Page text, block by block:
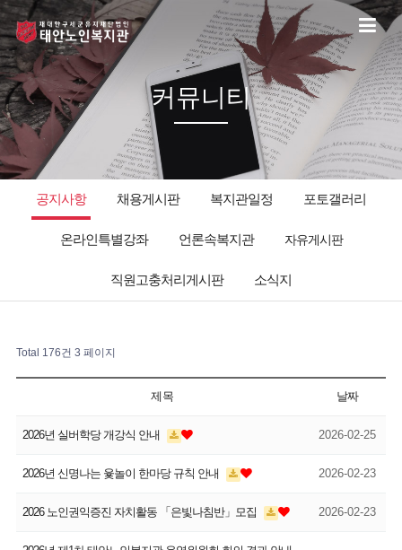
커뮤니티
공지사항 채용게시판 복지관일정 포토갤러리
온라인특별강좌 언론속복지관 자유게시판
직원고충처리게시판 소식지
Total 176건 3 페이지
제목 날짜
2026년 실버학당 개강식 안내 2026-02-25
2026년 신명나는 윷놀이 한마당 규칙 안내 2026-02-23
2026 노인권익증진 자치활동 「은빛나침반」모집 2026-02-23